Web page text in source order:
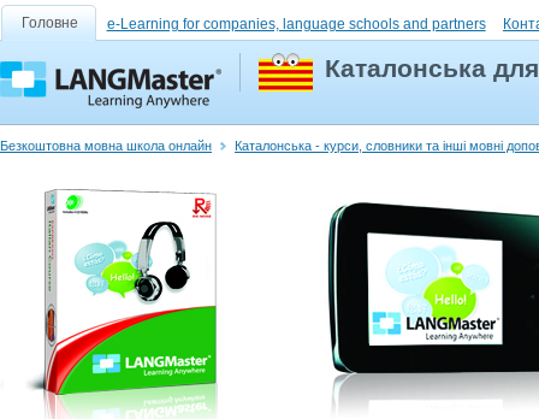
Головне e-Learning for companies, language schools and partners
Каталонська для
Безкоштовна мовна школа онлайн Каталонська - курси, словники та інші мовні